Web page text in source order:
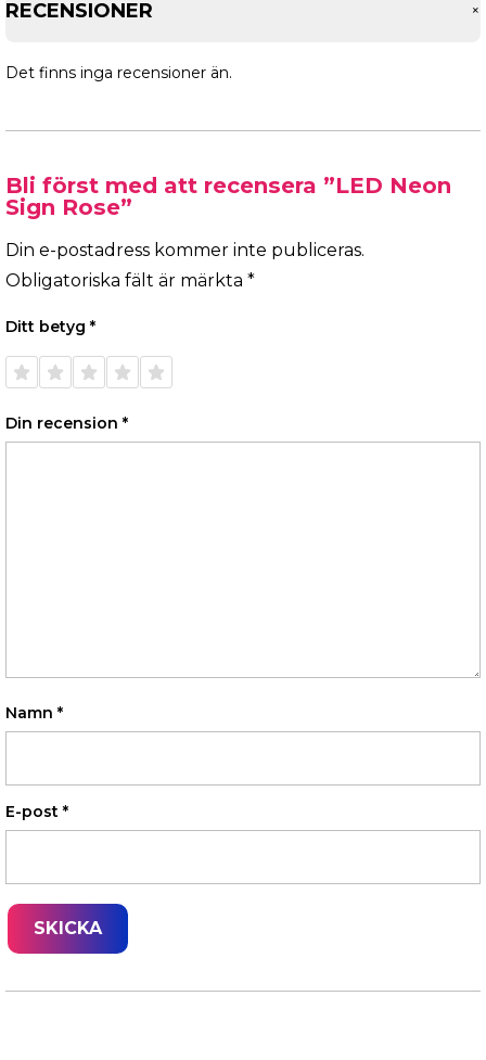
RECENSIONER +
Det finns inga recensioner än.
Bli först med att recensera ”LED Neon
Sign Rose”
Din e-postadress kommer inte publiceras.
Obligatoriska fält är märkta *
Ditt betyg *
1 av 5
stjärnor
2 av 5
stjärnor
3 av 5
stjärnor
4 av 5
stjärnor
5 av 5
stjärnor
Din recension *
Namn *
E-post *